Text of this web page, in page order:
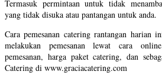
Termasuk permintaan untuk tidak
yang tidak disuka atau pantangan untuk anda.
Cara pemesanan catering rantangan harian
melakukan pemesanan lewat cara
pemesanan, harga paket catering, dan
Catering di www.graciacatering.com